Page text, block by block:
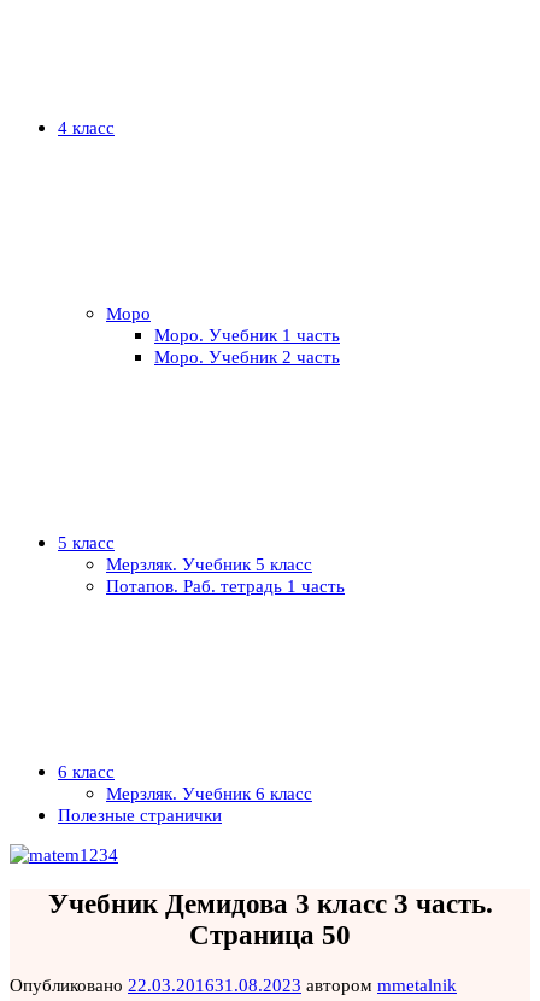
4 класс
Моро
Моро. Учебник 1 часть
Моро. Учебник 2 часть
5 класс
Мерзляк. Учебник 5 класс
Потапов. Раб. тетрадь 1 часть
6 класс
Мерзляк. Учебник 6 класс
Полезные странички
Учебник Демидова 3 класс 3 часть.
Страница 50
Опубликовано 22.03.201631.08.2023 автором mmetalnik